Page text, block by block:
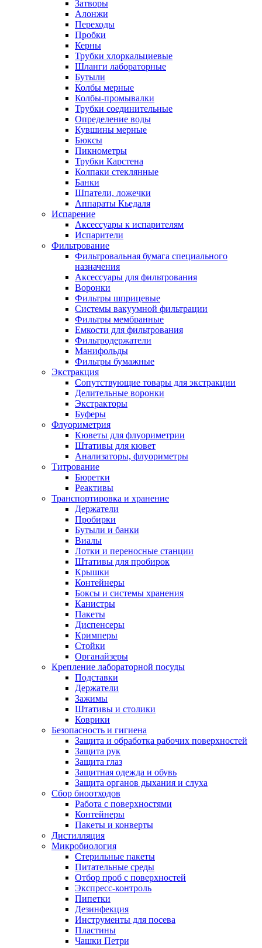
Затворы
Алонжи
Переходы
Пробки
Керны
Трубки хлоркальциевые
Шланги лабораторные
Бутыли
Колбы мерные
Колбы-промывалки
Трубки соединительные
Определение воды
Кувшины мерные
Бюксы
Пикнометры
Трубки Карстена
Колпаки стеклянные
Банки
Шпатели, ложечки
Аппараты Кьедаля
Испарение
Аксессуары к испарителям
Испарители
Фильтрование
Фильтровальная бумага специального
назначения
Аксессуары для фильтрования
Воронки
Фильтры шприцевые
Системы вакуумной фильтрации
Фильтры мембранные
Емкости для фильтрования
Фильтродержатели
Манифольды
Фильтры бумажные
Экстракция
Сопутствующие товары для экстракции
Делительные воронки
Экстракторы
Буферы
Флуориметрия
Кюветы для флуориметрии
Штативы для кювет
Анализаторы, флуориметры
Титрование
Бюретки
Реактивы
Транспортировка и хранение
Держатели
Пробирки
Бутыли и банки
Виалы
Лотки и переносные станции
Штативы для пробирок
Крышки
Контейнеры
Боксы и системы хранения
Канистры
Пакеты
Диспенсеры
Кримперы
Стойки
Органайзеры
Крепление лабораторной посуды
Подставки
Держатели
Зажимы
Штативы и столики
Коврики
Безопасность и гигиена
Защита и обработка рабочих поверхностей
Защита рук
Защита глаз
Защитная одежда и обувь
Защита органов дыхания и слуха
Сбор биоотходов
Работа с поверхностями
Контейнеры
Пакеты и конверты
Дистилляция
Микробиология
Стерильные пакеты
Питательные среды
Отбор проб с поверхностей
Экспресс-контроль
Пипетки
Дезинфекция
Инструменты для посева
Пластины
Чашки Петри